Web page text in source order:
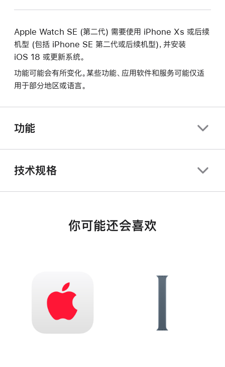
Apple Watch SE (第二代) 需要使用 iPhone Xs 或后续
机型 (包括 iPhone SE 第二代或后续机型)，并安装
iOS 18 或更新系统。
功能可能会有所变化。某些功能、应用软件和服务可能仅适
用于部分地区或语言。
功能
技术规格
你可能还会喜欢